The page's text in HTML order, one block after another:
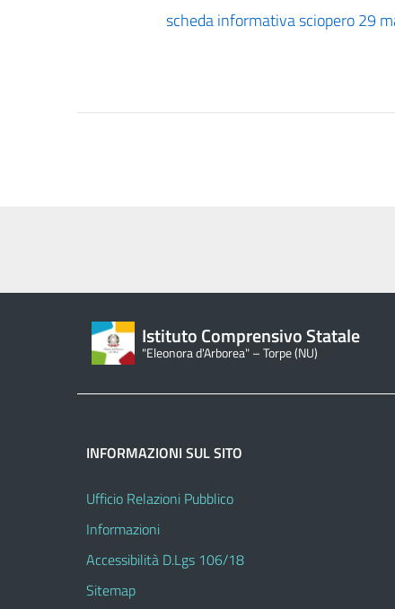
scheda informativa sciopero 29
Istituto Comprensivo Statale
"Eleonora d'Arborea" – Torpe (NU)
INFORMAZIONI SUL SITO
Ufficio Relazioni Pubblico
Informazioni
Accessibilità D.Lgs 106/18
Sitemap